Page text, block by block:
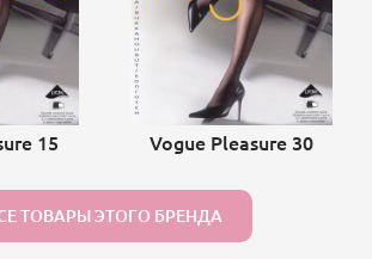
15 Vogue Pleasure 30
ТОВАРЫ ЭТОГО БРЕНДА